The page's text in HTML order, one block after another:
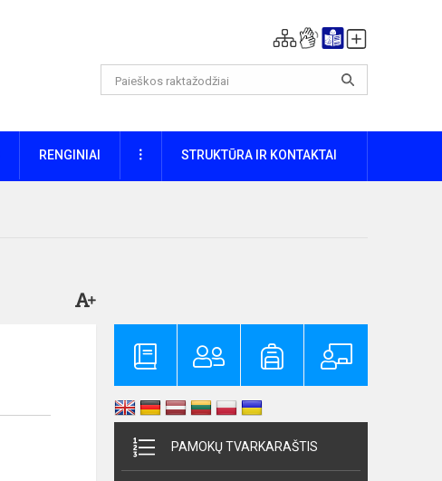
RENGINIAI DAUGIAUSTRUKTŪRA IR KONTAKTAI
PAMOKŲ TVARKARAŠTIS